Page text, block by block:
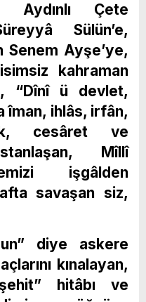
Aydınlı Çete
Sülün’e,
Senem Ayşe’ye,
kahraman
“Dînî ü devlet,
îman, ihlâs, irfân,
cesâret ve
Mîllî
işgâlden
savaşan siz,
diye askere
kınalayan,
hitâbı ve